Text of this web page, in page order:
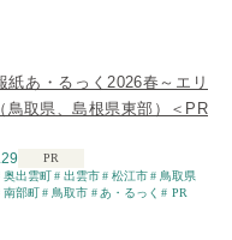
紙あ・るっく2026春～エリ
鳥取県、島根県東部）＜PR
PR
奥出雲町 出雲市 松江市
鳥取県
南部町 鳥取市 あ・るっく
PR